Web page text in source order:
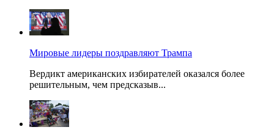
Мировые лидеры поздравляют Трампа
Вердикт американских избирателей оказался более
решительным, чем предсказыв...